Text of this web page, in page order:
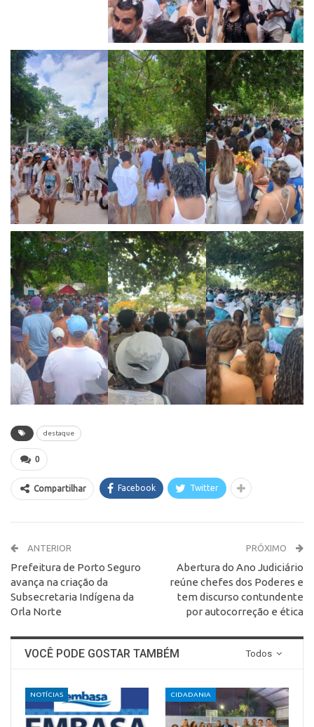
destaque
0
Compartilhar Facebook Twitter
ANTERIOR
Prefeitura de Porto Seguro
avança na criação da
Subsecretaria Indígena da
Orla Norte
PRÓXIMO
Abertura do Ano Judiciário
reúne chefes dos Poderes e
tem discurso contundente
por autocorreção e ética
Todos
VOCÊ PODE GOSTAR TAMBÉM
NOTÍCIAS CIDADANIA